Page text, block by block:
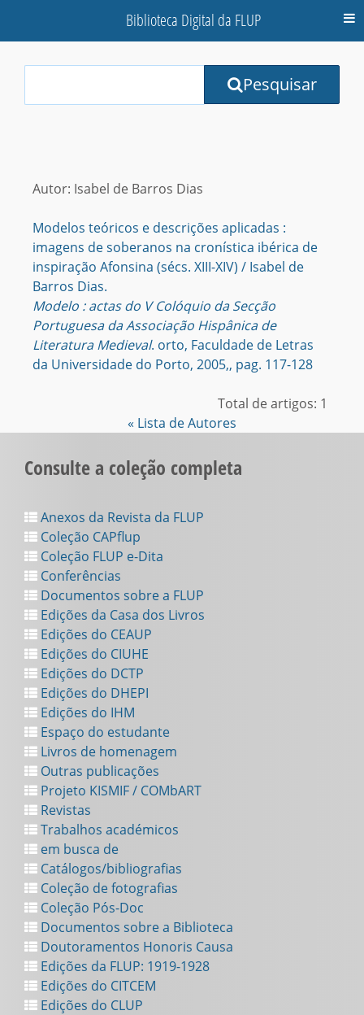
Biblioteca Digital da FLUP
Terms:
Pesquisar
Autor: Isabel de Barros Dias
Modelos teóricos e descrições aplicadas :
imagens de soberanos na cronística ibérica de
inspiração Afonsina (sécs. XIII-XIV) / Isabel de
Barros Dias.
Modelo : actas do V Colóquio da Secção
Portuguesa da Associação Hispânica de
Literatura Medieval. orto, Faculdade de Letras
da Universidade do Porto, 2005,, pag. 117-128
Total de artigos: 1
« Lista de Autores
Consulte a coleção completa
Anexos da Revista da FLUP
Coleção CAPflup
Coleção FLUP e-Dita
Conferências
Documentos sobre a FLUP
Edições da Casa dos Livros
Edições do CEAUP
Edições do CIUHE
Edições do DCTP
Edições do DHEPI
Edições do IHM
Espaço do estudante
Livros de homenagem
Outras publicações
Projeto KISMIF / COMbART
Revistas
Trabalhos académicos
em busca de
Catálogos/bibliografias
Coleção de fotografias
Coleção Pós-Doc
Documentos sobre a Biblioteca
Doutoramentos Honoris Causa
Edições da FLUP: 1919-1928
Edições do CITCEM
Edições do CLUP